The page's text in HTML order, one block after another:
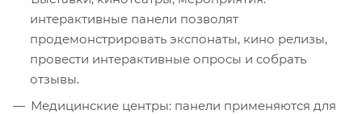
интерактивные панели позволят
продемонстрировать экспонаты, кино релизы,
провести интерактивные опросы и собрать
отзывы.
Медицинские центры: панели применяются для